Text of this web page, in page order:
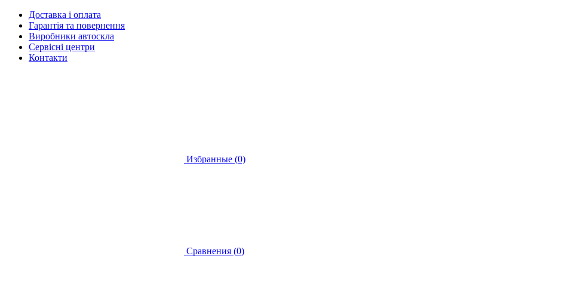
Доставка і оплата
Гарантія та повернення
Виробники автоскла
Сервісні центри
Контакти
Избранные (0)
Сравнения (0)